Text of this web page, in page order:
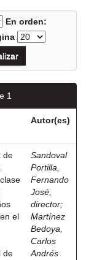
En orden:
1
Autor(es)
de
el
de
Sandoval
Portilla,
Fernando
José,
director;
Martínez
Bedoya,
Carlos
Andrés